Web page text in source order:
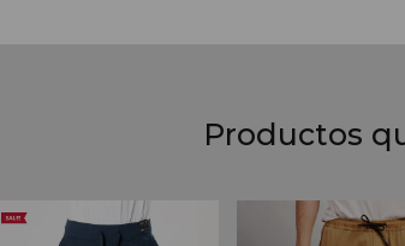
Productos